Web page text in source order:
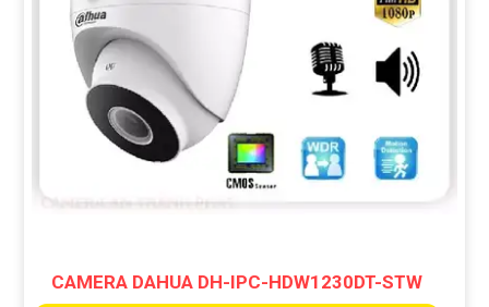
CAMERA DAHUA DH-IPC-HDW1230DT-STW